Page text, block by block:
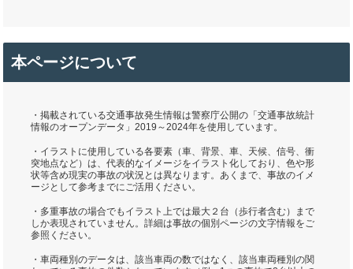
本ページについて
・掲載されている交通事故発生情報は警察庁公開の「交通事故統計
情報のオープンデータ」2019～2024年を使用しています。
・イラストに使用している各要素（車、背景、車、天候、信号、衝
突地点など）は、代表的なイメージをイラスト化しており、色や形
状等含め現実の事故の状況とは異なります。あくまで、事故のイメ
ージとして参考までにご活用ください。
・多重事故の場合でもイラスト上では最大２台（歩行者含む）まで
しか表現されていません。詳細は事故の個別ページの文字情報をご
参照ください。
・車両種別のデータは、該当車両の数ではなく、該当車両種別の関